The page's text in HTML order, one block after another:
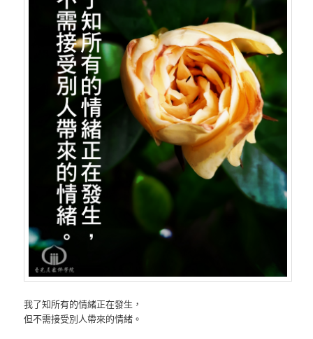
我了知所有的情緒正在發生，
但不需接受別人帶來的情緒。